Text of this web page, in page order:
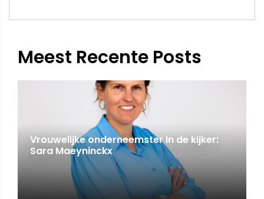
Meest Recente Posts
Vrouwelijke onderneemster in de kijker:
Sara Maeyninckx